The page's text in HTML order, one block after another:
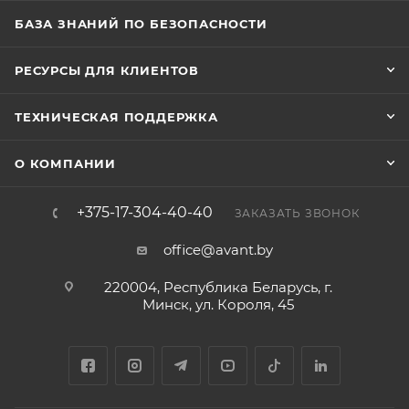
БАЗА ЗНАНИЙ ПО БЕЗОПАСНОСТИ
РЕСУРСЫ ДЛЯ КЛИЕНТОВ
ТЕХНИЧЕСКАЯ ПОДДЕРЖКА
О КОМПАНИИ
+375-17-304-40-40 ЗАКАЗАТЬ ЗВОНОК
office@avant.by
220004, Республика Беларусь, г.
Минск, ул. Короля, 45